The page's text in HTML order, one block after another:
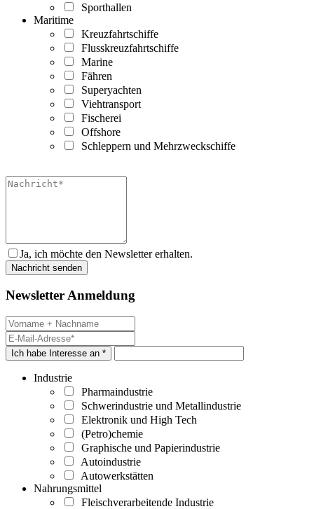
Sporthallen
Maritime
Kreuzfahrtschiffe
Flusskreuzfahrtschiffe
Marine
Fähren
Superyachten
Viehtransport
Fischerei
Offshore
Schleppern und Mehrzweckschiffe
Ja, ich möchte den Newsletter erhalten.
Newsletter Anmeldung
Ich habe Interesse an *
Industrie
Pharmaindustrie
Schwerindustrie und Metallindustrie
Elektronik und High Tech
(Petro)chemie
Graphische und Papierindustrie
Autoindustrie
Autowerkstätten
Nahrungsmittel
Fleischverarbeitende Industrie